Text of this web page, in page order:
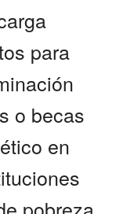
para
o becas
en